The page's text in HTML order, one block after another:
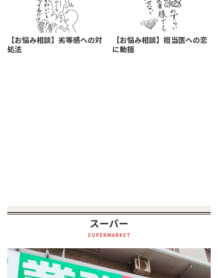
【お悩み相談】劣等感への対
処法
【お悩み相談】担当医への恋
に動揺
スーパー
SUPERMARKET